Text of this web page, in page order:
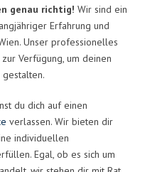
genau richtig! Wir sind ein
Erfahrung und
Unser professionelles
Verfügung, um deinen
du dich auf einen
verlassen. Wir bieten dir
individuellen
Egal, ob es sich um